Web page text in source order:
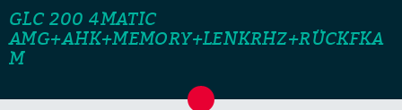
GLC 200 4MATIC
AMG+AHK+MEMORY+LENKRHZ+RÜCKFKA
M